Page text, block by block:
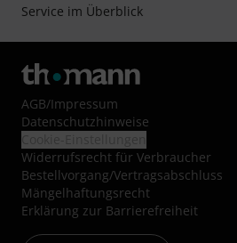
Service im Überblick
AGB/Impressum
Datenschutzhinweise
Widerrufsrecht für Verbraucher
Bestellvorgang/Vertragsabschluss
Mängelhaftungsrecht
Erklärung zur Barrierefreiheit